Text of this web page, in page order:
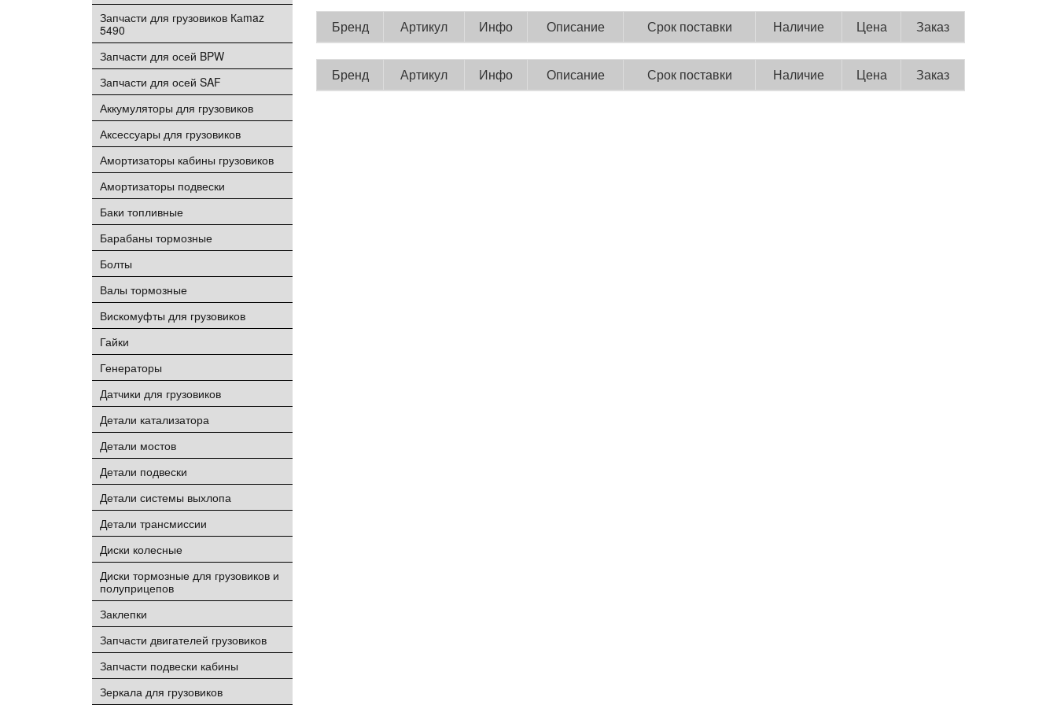
Запчасти для грузовиков Каmaz
5490
Запчасти для осей BPW
Запчасти для осей SAF
Аккумуляторы для грузовиков
Аксессуары для грузовиков
Амортизаторы кабины грузовиков
Амортизаторы подвески
Баки топливные
Барабаны тормозные
Болты
Валы тормозные
Вискомуфты для грузовиков
Гайки
Генераторы
Датчики для грузовиков
Детали катализатора
Детали мостов
Детали подвески
Детали системы выхлопа
Детали трансмиссии
Диски колесные
Диски тормозные для грузовиков и
полуприцепов
Заклепки
Запчасти двигателей грузовиков
Запчасти подвески кабины
Зеркала для грузовиков
Бренд Артикул Инфо Описание Срок поставки Наличие Цена Заказ
Бренд Артикул Инфо Описание Срок поставки Наличие Цена Заказ